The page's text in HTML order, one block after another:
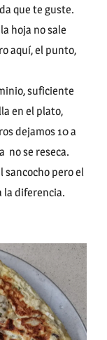
que te guste.
hoja no sale
aquí, el punto,
suficiente
en el plato,
dejamos 10 a
no se reseca.
pero el
la diferencia.